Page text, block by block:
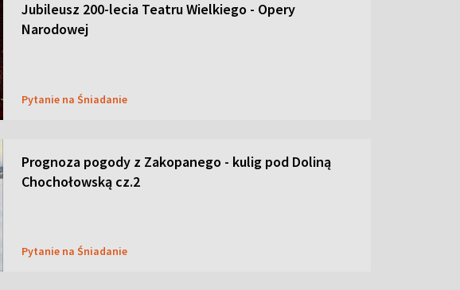
Jubileusz 200-lecia Teatru Wielkiego - Opery
Narodowej
Pytanie na Śniadanie
Prognoza pogody z Zakopanego - kulig pod Doliną
Chochołowską cz.2
Pytanie na Śniadanie